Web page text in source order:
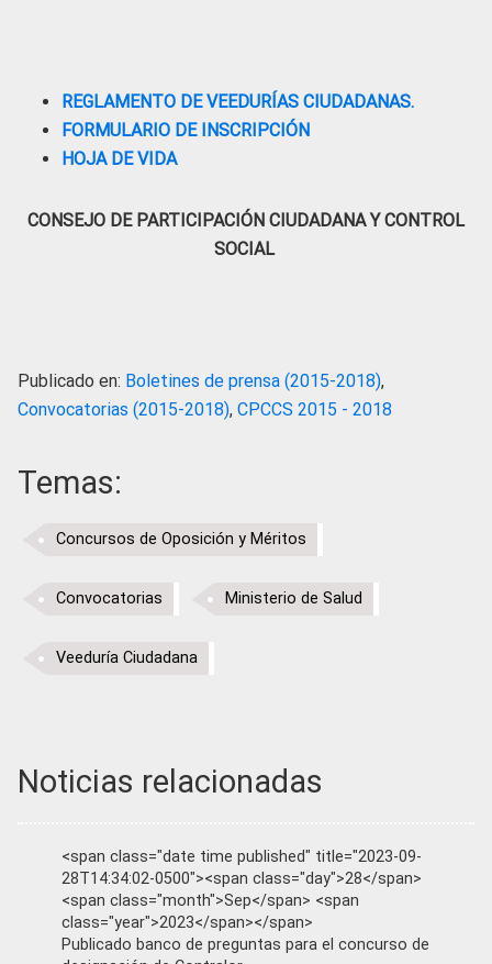
REGLAMENTO DE VEEDURÍAS CIUDADANAS.
FORMULARIO DE INSCRIPCIÓN
HOJA DE VIDA
CONSEJO DE PARTICIPACIÓN CIUDADANA Y CONTROL
SOCIAL
Publicado en: Boletines de prensa (2015-2018),
Convocatorias (2015-2018), CPCCS 2015 - 2018
Temas:
Concursos de Oposición y Méritos
Convocatorias Ministerio de Salud
Veeduría Ciudadana
Noticias relacionadas
<span class="date time published" title="2023-09-
28T14:34:02-0500"><span class="day">28</span>
<span class="month">Sep</span> <span
class="year">2023</span></span>
Publicado banco de preguntas para el concurso de